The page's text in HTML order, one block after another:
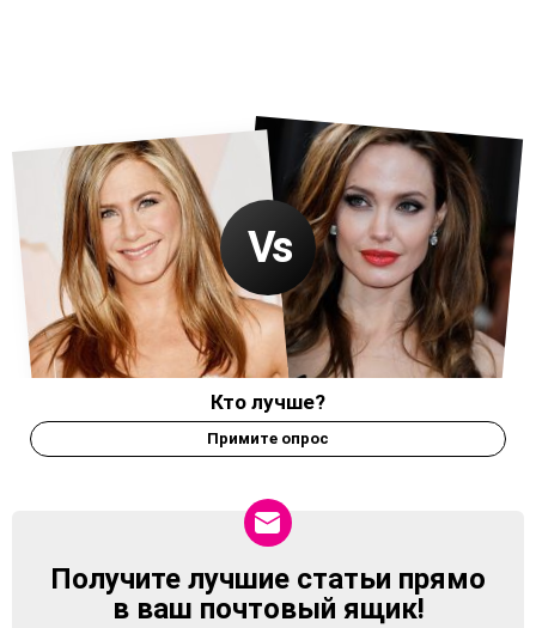
Кто лучше?
Примите опрос
NEWSLETTER
Получите лучшие статьи прямо
в ваш почтовый ящик!